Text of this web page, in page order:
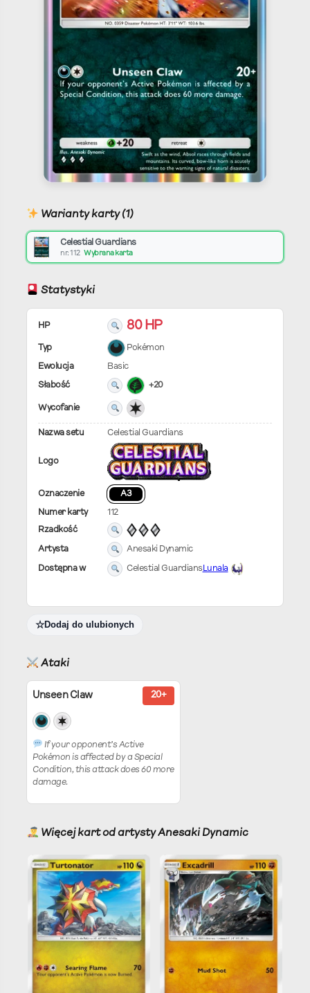
Warianty karty (1)
Celestial Guardians
nr. 112 Wybrana karta
Statystyki
HP 80 HP
Typ Pokémon
Ewolucja Basic
Słabość +20
Wycofanie
Nazwa setu Celestial Guardians
Logo
Oznaczenie A3
Numer karty
112
Rzadkość
Artysta Anesaki Dynamic
Dostępna w Celestial Guardians Lunala
Dodaj do ulubionych
Ataki
Unseen Claw 20+
If your opponent’s Active
Pokémon is affected by a Special
Condition, this attack does 60 more
damage.
Więcej kart od artysty Anesaki Dynamic